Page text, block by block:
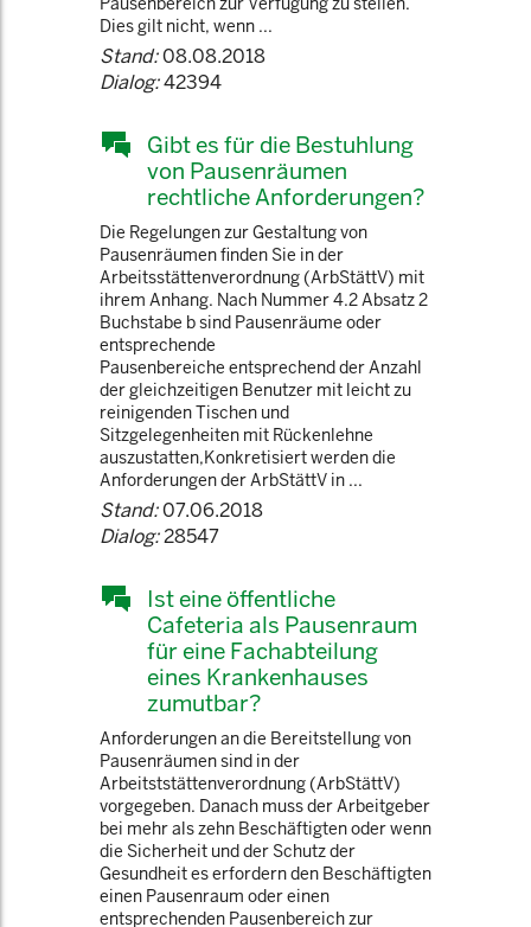
Dies gilt nicht, wenn ...
Stand:08.08.2018
Dialog:42394
Gibt es für die Bestuhlung
von Pausenräumen
rechtliche Anforderungen?
Die Regelungen zur Gestaltung von
Pausenräumen finden Sie in der
Arbeitsstättenverordnung (ArbStättV) mit
ihrem Anhang. Nach Nummer 4.2 Absatz 2
Buchstabe b sind Pausenräume oder
entsprechende
Pausenbereiche entsprechend der Anzahl
der gleichzeitigen Benutzer mit leicht zu
reinigenden Tischen und
Sitzgelegenheiten mit Rückenlehne
auszustatten,Konkretisiert werden die
Anforderungen der ArbStättV in ...
Stand:07.06.2018
Dialog:28547
Ist eine öffentliche
Cafeteria als Pausenraum
für eine Fachabteilung
eines Krankenhauses
zumutbar?
Anforderungen an die Bereitstellung von
Pausenräumen sind in der
Arbeitststättenverordnung (ArbStättV)
vorgegeben. Danach muss der Arbeitgeber
bei mehr als zehn Beschäftigten oder wenn
die Sicherheit und der Schutz der
Gesundheit es erfordern den Beschäftigten
einen Pausenraum oder einen
entsprechenden Pausenbereich zur